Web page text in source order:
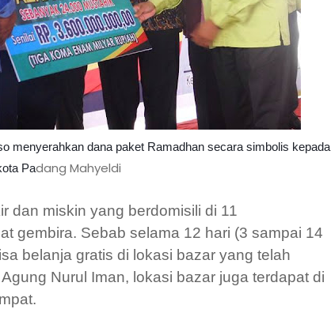
menyerahkan dana paket Ramadhan secara simbolis kepada
Padang Mahyeldi
dan miskin yang berdomisili di 11
gembira. Sebab selama 12 hari (3 sampai 14
belanja gratis di lokasi bazar yang telah
Nurul Iman, lokasi bazar juga terdapat di